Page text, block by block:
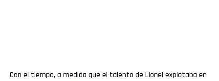
Con el tiempo, a medida que el talento de Lionel explotaba en